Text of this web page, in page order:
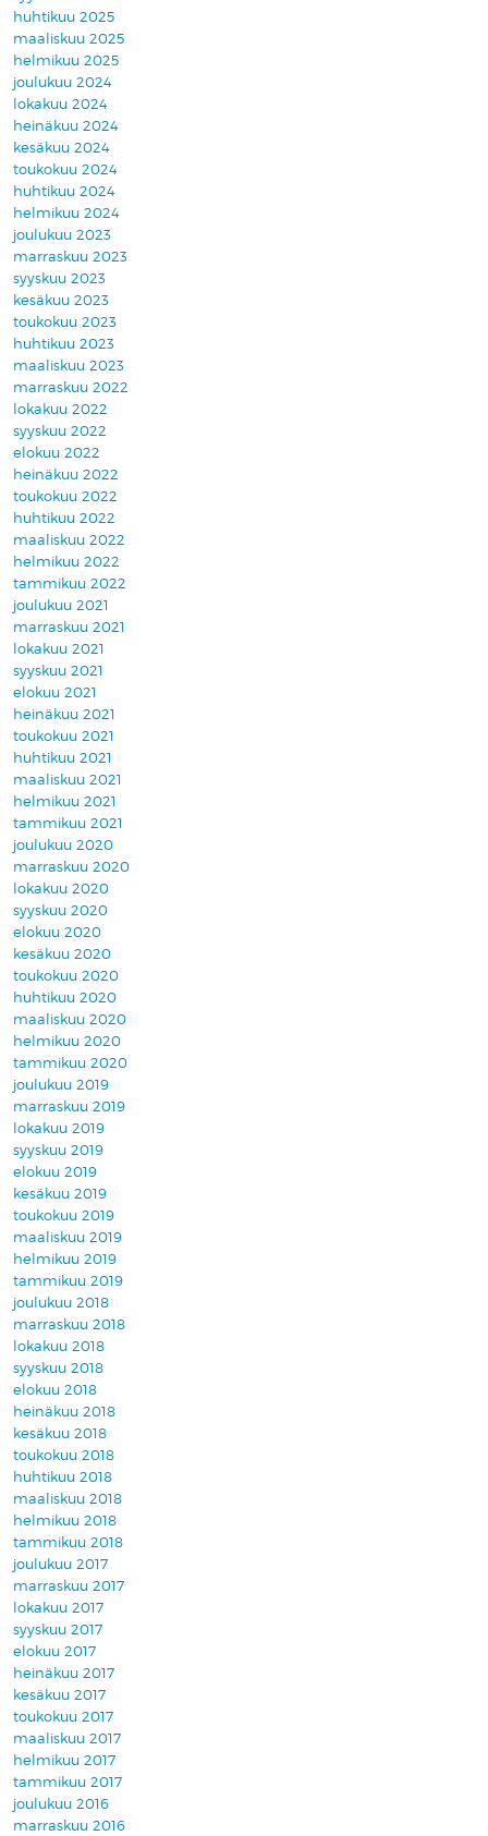
huhtikuu 2025
maaliskuu 2025
helmikuu 2025
joulukuu 2024
lokakuu 2024
heinäkuu 2024
kesäkuu 2024
toukokuu 2024
huhtikuu 2024
helmikuu 2024
joulukuu 2023
marraskuu 2023
syyskuu 2023
kesäkuu 2023
toukokuu 2023
huhtikuu 2023
maaliskuu 2023
marraskuu 2022
lokakuu 2022
syyskuu 2022
elokuu 2022
heinäkuu 2022
toukokuu 2022
huhtikuu 2022
maaliskuu 2022
helmikuu 2022
tammikuu 2022
joulukuu 2021
marraskuu 2021
lokakuu 2021
syyskuu 2021
elokuu 2021
heinäkuu 2021
toukokuu 2021
huhtikuu 2021
maaliskuu 2021
helmikuu 2021
tammikuu 2021
joulukuu 2020
marraskuu 2020
lokakuu 2020
syyskuu 2020
elokuu 2020
kesäkuu 2020
toukokuu 2020
huhtikuu 2020
maaliskuu 2020
helmikuu 2020
tammikuu 2020
joulukuu 2019
marraskuu 2019
lokakuu 2019
syyskuu 2019
elokuu 2019
kesäkuu 2019
toukokuu 2019
maaliskuu 2019
helmikuu 2019
tammikuu 2019
joulukuu 2018
marraskuu 2018
lokakuu 2018
syyskuu 2018
elokuu 2018
heinäkuu 2018
kesäkuu 2018
toukokuu 2018
huhtikuu 2018
maaliskuu 2018
helmikuu 2018
tammikuu 2018
joulukuu 2017
marraskuu 2017
lokakuu 2017
syyskuu 2017
elokuu 2017
heinäkuu 2017
kesäkuu 2017
toukokuu 2017
maaliskuu 2017
helmikuu 2017
tammikuu 2017
joulukuu 2016
marraskuu 2016